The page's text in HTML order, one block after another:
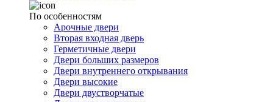
По особенностям
Арочные двери
Вторая входная дверь
Герметичные двери
Двери больших размеров
Двери внутреннего открывания
Двери высокие
Двери двустворчатые